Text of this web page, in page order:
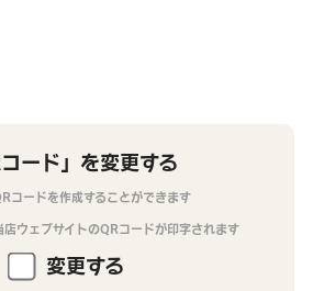
コード」を変更する
コードを作成することができます
店ウェブサイトのQRコードが印字されます
変更する